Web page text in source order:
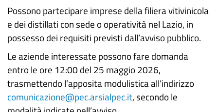
Possono partecipare imprese della filiera vitivinicola
e dei distillati con sede o operatività nel Lazio, in
possesso dei requisiti previsti dall’avviso pubblico.
Le aziende interessate possono fare domanda
entro le ore 12:00 del 25 maggio 2026,
trasmettendo l’apposita modulistica all’indirizzo
comunicazione@pec.arsialpec.it, secondo le